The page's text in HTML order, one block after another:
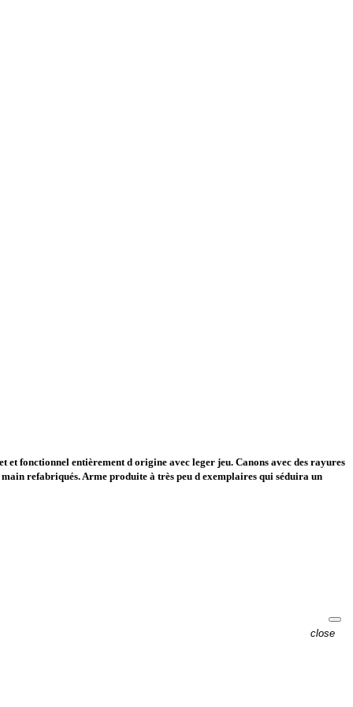
et fonctionnel entièrement d origine avec leger jeu. Canons avec des rayures
refabriqués. Arme produite à très peu d exemplaires qui séduira un
close